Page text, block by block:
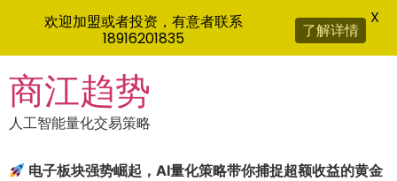
to
content
商江趋势
人工智能量化交易策略
电子板块强势崛起，AI量化策略带你捕捉超额收益的黄金
欢迎加盟或者投资，有意者联系
18916201835
了解详情
X